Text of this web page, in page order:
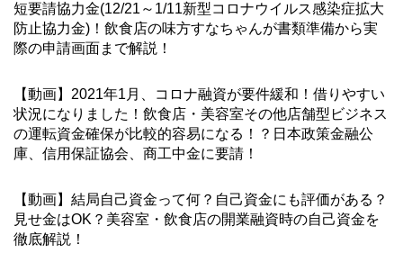
短要請協力金(12/21～1/11新型コロナウイルス感染症拡大
防止協力金)！飲食店の味方すなちゃんが書類準備から実
際の申請画面まで解説！
【動画】2021年1月、コロナ融資が要件緩和！借りやすい
状況になりました！飲食店・美容室その他店舗型ビジネス
の運転資金確保が比較的容易になる！？日本政策金融公
庫、信用保証協会、商工中金に要請！
【動画】結局自己資金って何？自己資金にも評価がある？
見せ金はOK？美容室・飲食店の開業融資時の自己資金を
徹底解説！